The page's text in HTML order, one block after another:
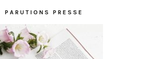
PARUTIONS PRESSE